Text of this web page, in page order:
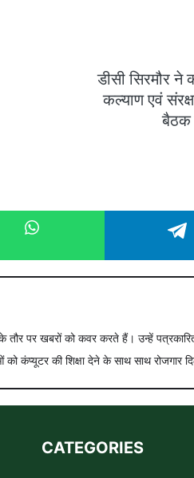
डीसी सिरमौर ने
कल्याण एवं
बैठक
तौर पर खबरों को कवर करते हैं। उन्हें
कंप्यूटर की शिक्षा देने के साथ साथ रोजगार
CATEGORIES